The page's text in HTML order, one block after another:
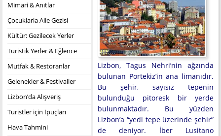
Mimari & Anıtlar
Çocuklarla Aile Gezisi
Kültür: Gezilecek Yerler
Turistik Yerler & Eğlence
Mutfak & Restoranlar
Gelenekler & Festivaller
Lizbon’da Alışveriş
Turistler için İpuçları
Hava Tahmini
Lizbon, Tagus Nehri’nin ağzında
bulunan Portekiz’in ana limanıdır.
Bu şehir, sayısız tepenin
bulunduğu pitoresk bir yerde
bulunmaktadır. Bu yüzden
Lizbon’a “yedi tepe üzerinde şehir”
de deniyor. İber Lusitano